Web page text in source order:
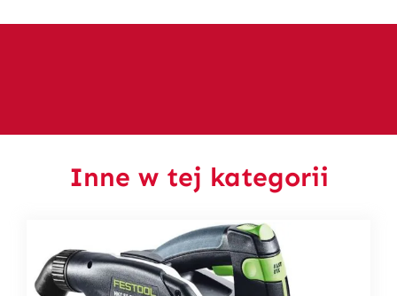
Inne w tej kategorii